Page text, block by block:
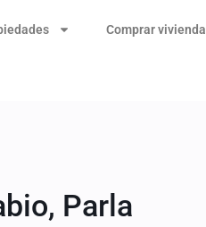
Comprar vivienda
Parla